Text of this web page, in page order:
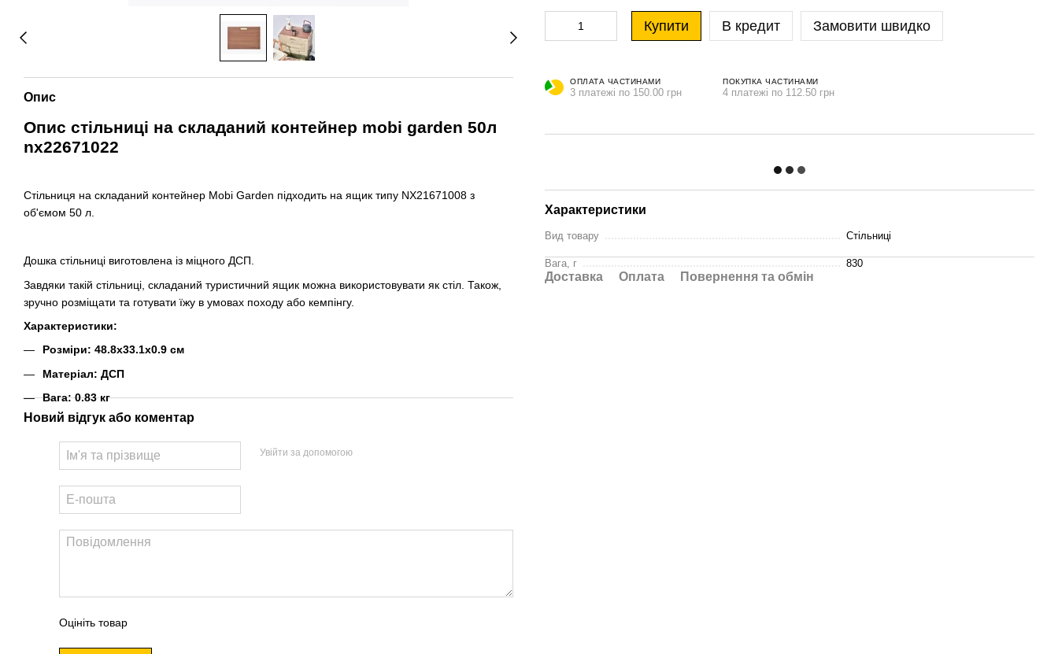
Опис
Опис стільниці на складаний контейнер mobi garden 50л
nx22671022
Стільниця на складаний контейнер Mobi Garden підходить на ящик типу NX21671008 з
об'ємом 50 л.
Дошка стільниці виготовлена із міцного ДСП.
Завдяки такій стільниці, складаний туристичний ящик можна використовувати як стіл. Також,
зручно розміщати та готувати їжу в умовах походу або кемпінгу.
Характеристики:
Розміри: 48.8х33.1х0.9 см
Матеріал: ДСП
Вага: 0.83 кг
Новий відгук або коментар
Увійти за допомогою
Оцініть товар
Купити В кредит Замовити швидко
ОПЛАТА ЧАСТИНАМИ
3 платежі по 150.00 грн
ПОКУПКА ЧАСТИНАМИ
4 платежі по 112.50 грн
Характеристики
Вид товару Стільниці
Вага, г 830
Доставка Оплата Повернення та обмін